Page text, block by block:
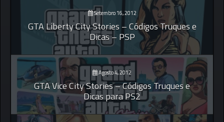
Setembro 16, 2012
GTA Liberty City Stories – Códigos Truques e
Dicas – PSP
Agosto 4, 2012
GTA Vice City Stories – Códigos Truques e
Dicas para PS2